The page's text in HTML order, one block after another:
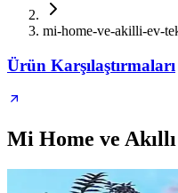
mi-home-ve-akilli-ev-
Ürün Karşılaştırmaları
Mi Home ve